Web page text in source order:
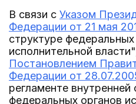
В связи с Указом
Федерации от 21 мая
структуре федеральных
исполнительной
Постановлением
Федерации от
регламенте внутренней
федеральных органов